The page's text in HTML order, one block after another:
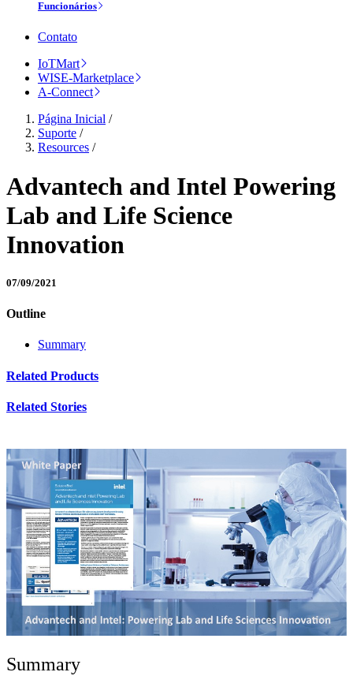
Funcionários
Contato
IoTMart
WISE-Marketplace
A-Connect
Página Inicial /
Suporte /
Resources /
Advantech and Intel Powering
Lab and Life Science
Innovation
07/09/2021
Outline
Summary
Related Products
Related Stories
Summary